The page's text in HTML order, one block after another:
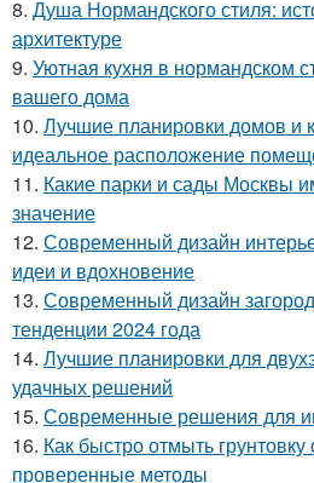
8. Душа Нормандского стиля:
архитектуре
9. Уютная кухня в нормандском
вашего дома
10. Лучшие планировки домов и
идеальное расположение
11. Какие парки и сады Москвы
значение
12. Современный дизайн
идеи и вдохновение
13. Современный дизайн
тенденции 2024 года
14. Лучшие планировки для
удачных решений
15. Современные решения для
16. Как быстро отмыть грунтовку
проверенные методы